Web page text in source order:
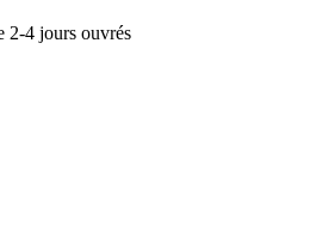
2-4 jours ouvrés